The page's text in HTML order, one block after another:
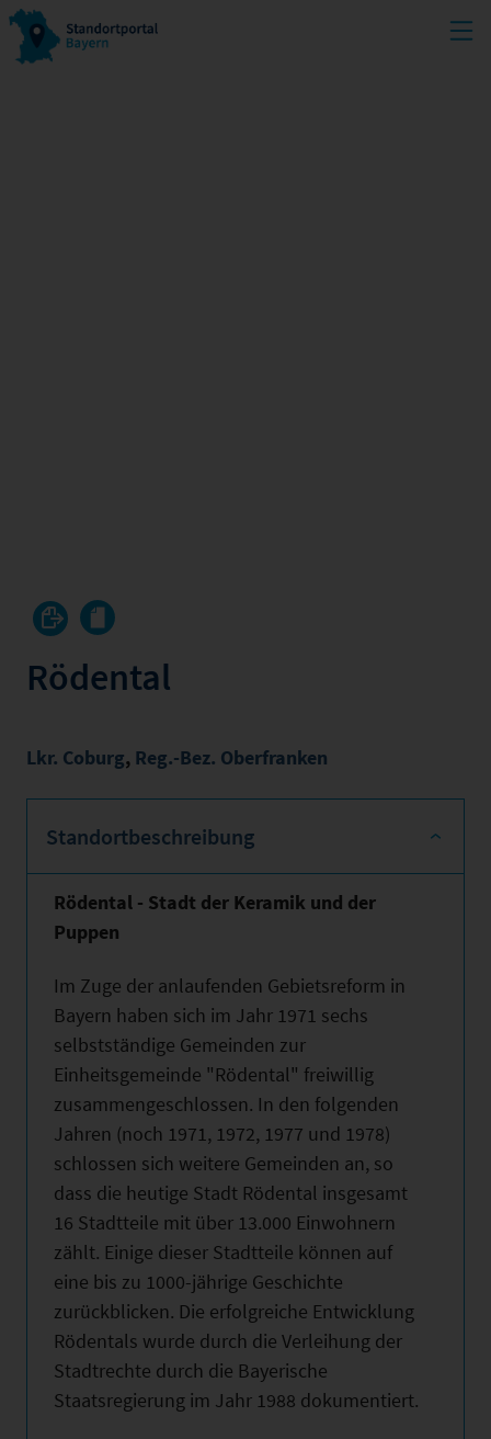
Rödental
Lkr. Coburg, Reg.-Bez. Oberfranken
Standortbeschreibung
Rödental - Stadt der Keramik und der
Puppen
Im Zuge der anlaufenden Gebietsreform in
Bayern haben sich im Jahr 1971 sechs
selbstständige Gemeinden zur
Einheitsgemeinde "Rödental" freiwillig
zusammengeschlossen. In den folgenden
Jahren (noch 1971, 1972, 1977 und 1978)
schlossen sich weitere Gemeinden an, so
dass die heutige Stadt Rödental insgesamt
16 Stadtteile mit über 13.000 Einwohnern
zählt. Einige dieser Stadtteile können auf
eine bis zu 1000-jährige Geschichte
zurückblicken. Die erfolgreiche Entwicklung
Rödentals wurde durch die Verleihung der
Stadtrechte durch die Bayerische
Staatsregierung im Jahr 1988 dokumentiert.